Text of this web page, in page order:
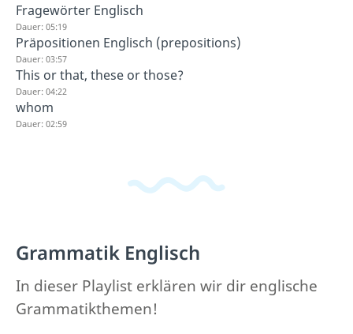
Fragewörter Englisch
Dauer: 05:19
Präpositionen Englisch (prepositions)
Dauer: 03:57
This or that, these or those?
Dauer: 04:22
whom
Dauer: 02:59
Grammatik Englisch
In dieser Playlist erklären wir dir englische
Grammatikthemen!